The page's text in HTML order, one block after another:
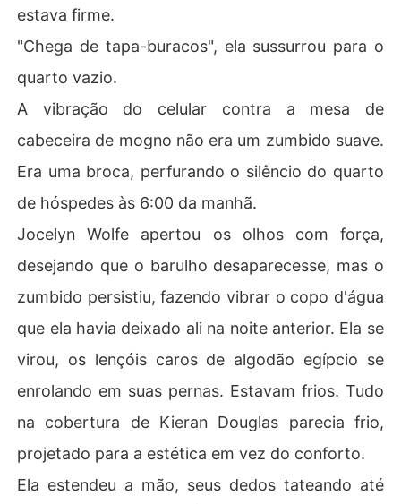
estava firme.
"Chega de tapa-buracos", ela sussurrou para o
quarto vazio.
A vibração do celular contra a mesa de
cabeceira de mogno não era um zumbido suave.
Era uma broca, perfurando o silêncio do quarto
de hóspedes às 6:00 da manhã.
Jocelyn Wolfe apertou os olhos com força,
desejando que o barulho desaparecesse, mas o
zumbido persistiu, fazendo vibrar o copo d'água
que ela havia deixado ali na noite anterior. Ela se
virou, os lençóis caros de algodão egípcio se
enrolando em suas pernas. Estavam frios. Tudo
na cobertura de Kieran Douglas parecia frio,
projetado para a estética em vez do conforto.
Ela estendeu a mão, seus dedos tateando até